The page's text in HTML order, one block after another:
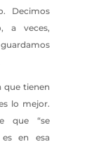
Decimos
a veces,
que tienen
lo mejor.
que “se
en esa